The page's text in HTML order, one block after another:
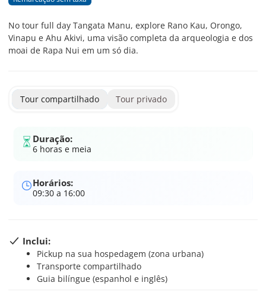
No tour full day Tangata Manu, explore Rano Kau, Orongo,
Vinapu e Ahu Akivi, uma visão completa da arqueologia e dos
moai de Rapa Nui em um só dia.
Tour compartilhado Tour privado
Duração:
6 horas e meia
Horários:
09:30 a 16:00
Inclui:
Pickup na sua hospedagem (zona urbana)
Transporte compartilhado
Guia bilíngue (espanhol e inglês)